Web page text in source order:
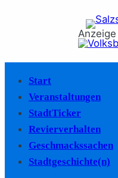
Anzeige
Start
Veranstaltungen
StadtTicker
Revierverhalten
Geschmackssachen
Stadtgeschichte(n)